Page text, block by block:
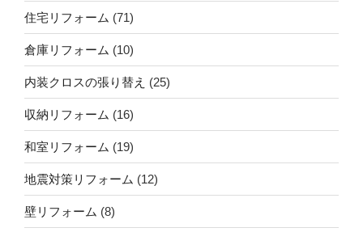
住宅リフォーム (71)
倉庫リフォーム (10)
内装クロスの張り替え (25)
収納リフォーム (16)
和室リフォーム (19)
地震対策リフォーム (12)
壁リフォーム (8)